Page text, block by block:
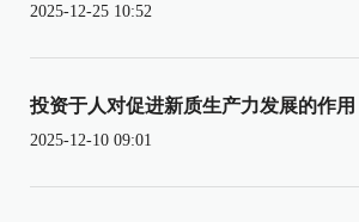
2025-12-25 10:52
投资于人对促进新质生产力发展的作用
2025-12-10 09:01